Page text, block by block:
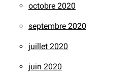
octobre 2020
septembre 2020
juillet 2020
juin 2020